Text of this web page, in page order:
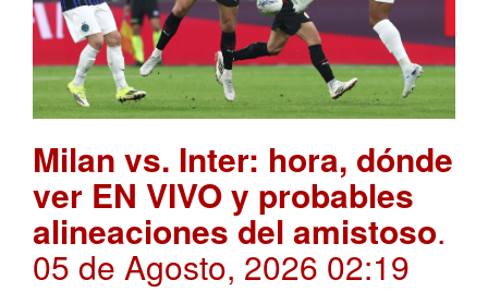
Milan vs. Inter: hora, dónde
ver EN VIVO y probables
alineaciones del amistoso.
05 de Agosto, 2026 02:19